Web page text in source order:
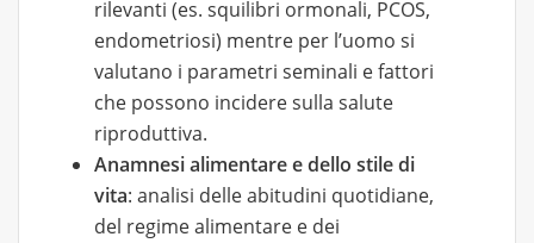
rilevanti (es. squilibri ormonali, PCOS,
endometriosi) mentre per l’uomo si
valutano i parametri seminali e fattori
che possono incidere sulla salute
riproduttiva.
Anamnesi alimentare e dello stile di
vita: analisi delle abitudini quotidiane,
del regime alimentare e dei